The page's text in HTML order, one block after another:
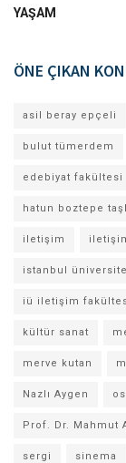
YAŞAM
ÖNE ÇIKAN
asil beray epçeli
bulut tümerdem
edebiyat fakültesi
hatun boztepe
iletişim
istanbul
iü iletişim
kültür sanat
merve kutan
Nazlı Aygen
Prof. Dr. Mahmut
sergi sinema